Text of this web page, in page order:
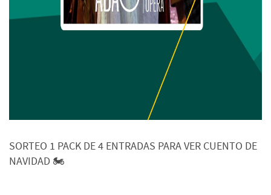
SORTEO 1 PACK DE 4 ENTRADAS PARA VER CUENTO DE
NAVIDAD 🏍️